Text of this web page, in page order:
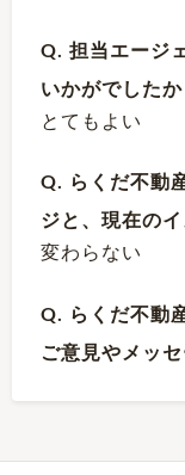
Q. 担当エージ
いかがでしたか
とてもよい
Q. らくだ不動
ジと、現在の
変わらない
Q. らくだ不動
ご意見やメッ